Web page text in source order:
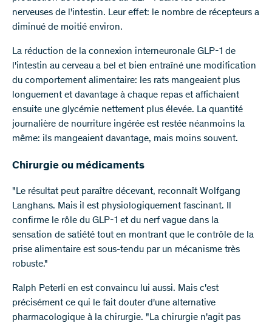
nerveuses de l'intestin. Leur effet: le nombre de récepteurs a
diminué de moitié environ.
La réduction de la connexion interneuronale GLP-1 de
l'intestin au cerveau a bel et bien entraîné une modification
du comportement alimentaire: les rats mangeaient plus
longuement et davantage à chaque repas et affichaient
ensuite une glycémie nettement plus élevée. La quantité
journalière de nourriture ingérée est restée néanmoins la
même: ils mangeaient davantage, mais moins souvent.
Chirurgie ou médicaments
"Le résultat peut paraître décevant, reconnaît Wolfgang
Langhans. Mais il est physiologiquement fascinant. Il
confirme le rôle du GLP-1 et du nerf vague dans la
sensation de satiété tout en montrant que le contrôle de la
prise alimentaire est sous-tendu par un mécanisme très
robuste."
Ralph Peterli en est convaincu lui aussi. Mais c'est
précisément ce qui le fait douter d'une alternative
pharmacologique à la chirurgie. "La chirurgie n'agit pas